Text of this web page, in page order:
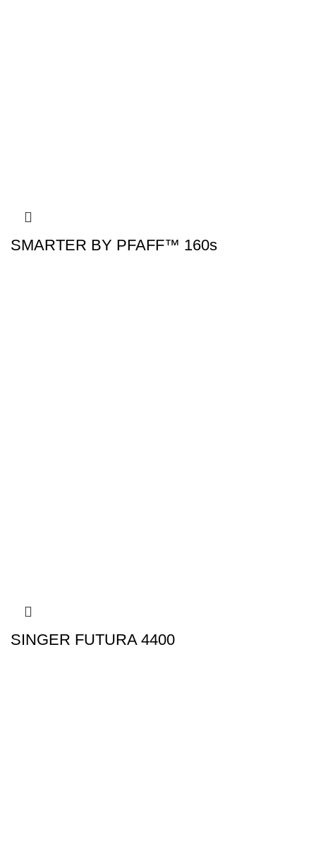
SMARTER BY PFAFF™ 160s
SINGER FUTURA 4400